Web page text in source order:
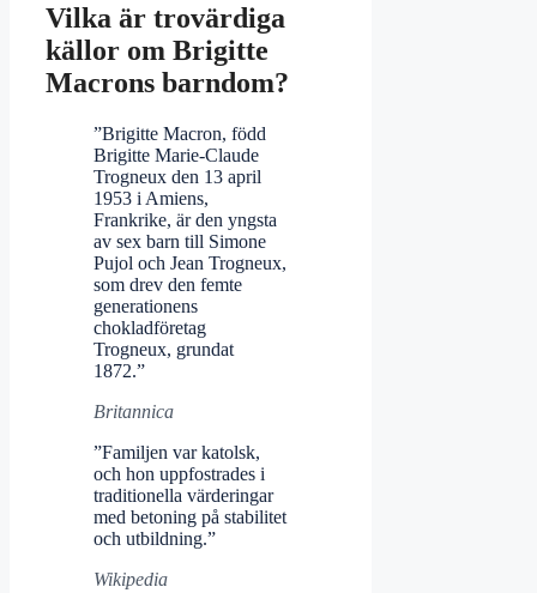
Vilka är trovärdiga
källor om Brigitte
Macrons barndom?
”Brigitte Macron, född
Brigitte Marie-Claude
Trogneux den 13 april
1953 i Amiens,
Frankrike, är den yngsta
av sex barn till Simone
Pujol och Jean Trogneux,
som drev den femte
generationens
chokladföretag
Trogneux, grundat
1872.”
Britannica
”Familjen var katolsk,
och hon uppfostrades i
traditionella värderingar
med betoning på stabilitet
och utbildning.”
Wikipedia